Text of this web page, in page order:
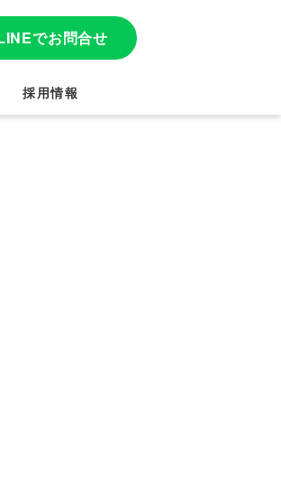
でお問合せ
採用情報